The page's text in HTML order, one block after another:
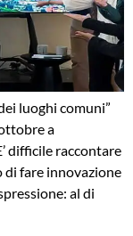
luoghi comuni”
a
difficile raccontare
di fare innovazione
al di